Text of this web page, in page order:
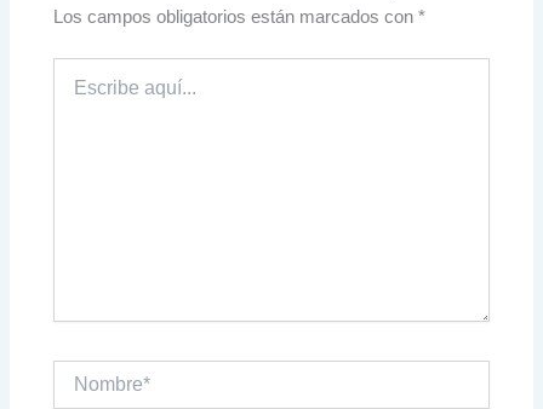
Los campos obligatorios están marcados con*
aquí...